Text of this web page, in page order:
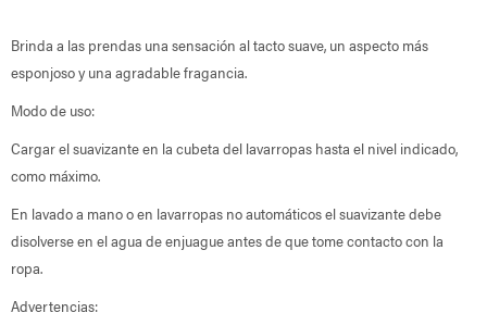
Brinda a las prendas una sensación al tacto suave, un aspecto más
esponjoso y una agradable fragancia.
Modo de uso:
Cargar el suavizante en la cubeta del lavarropas hasta el nivel indicado,
como máximo.
En lavado a mano o en lavarropas no automáticos el suavizante debe
disolverse en el agua de enjuague antes de que tome contacto con la
ropa.
Advertencias: